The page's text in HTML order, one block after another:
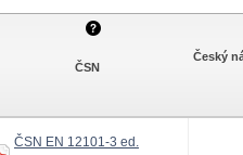
ČSN
Český
ČSN EN 12101-3 ed.